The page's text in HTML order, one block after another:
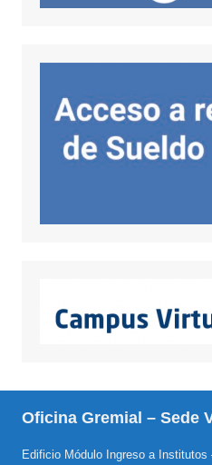
Oficina Gremial – Sede
Edificio Módulo Ingreso a Institutos